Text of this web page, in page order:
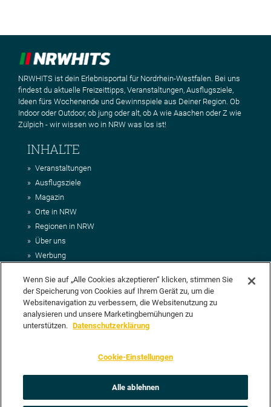
NRWHITS ist dein Erlebnisportal für Nordrhein-Westfalen. Bei uns
findest du aktuelle Freizeittipps, Veranstaltungen, Ausflugsziele,
Ideen fürs Wochenende und Gewinnspiele aus Deiner Region. Ob
Indoor oder Outdoor, ob jung oder alt, ob A wie Aaachen oder Z wie
Zülpich - wir wissen wo in NRW was los ist!
INHALTE
Veranstaltungen
Ausflugsziele
Magazin
Orte in NRW
Regionen in NRW
Über uns
Werbung
Impressum
AGB
Datenschutz
DEIN VORSCHLAG FÜR NRWHITS
vorschlagen? Klasse, dann nutze doch einfach
Unsere Redaktion wird Deinen Vorschlag dann so schnell wie
Wenn Sie auf „Alle Cookies akzeptieren“ klicken, stimmen Sie
der Speicherung von Cookies auf Ihrem Gerät zu, um die
Websitenavigation zu verbessern, die Websitenutzung zu
analysieren und unsere Marketingbemühungen zu
unterstützen. Datenschutzerklärung
Cookie-Einstellungen
Alle ablehnen